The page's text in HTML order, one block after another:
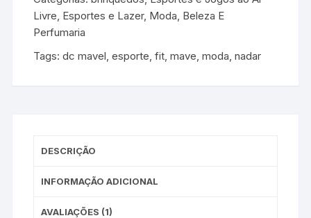
Livre Esportes e Lazer, Moda, Beleza E
Perfumaria
Tags:dc mavel ,esporte ,fit ,mave ,moda ,nadar
DESCRIÇÃO
INFORMAÇÃO ADICIONAL
AVALIAÇÕES (1)